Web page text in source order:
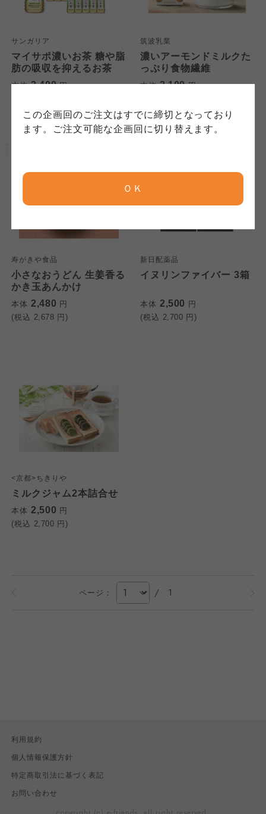
この企画回のご注文はすでに締切となっており
ます。ご注文可能な企画回に切り替えます。
ＯＫ
サンガリア
マイサポ濃いお茶 糖や脂
肪の吸収を抑えるお茶
本体2,400円
筑波乳業
濃いアーモンドミルクた
っぷり食物繊維
本体2,100円
寿がきや食品
小さなおうどん 生姜香る
かき玉あんかけ
本体 2,480 円
(税込 2,678 円)
新日配薬品
イヌリンファイバー 3箱
本体 2,500 円
(税込 2,700 円)
<京都>ちきりや
ミルクジャム2本詰合せ
本体 2,500 円
(税込 2,700 円)
ページ： / 1
利用規約
個人情報保護方針
特定商取引法に基づく表記
お問い合わせ
コープきんき事業連合が運営しています。ご自
確認のうえ、ご利用ください。なお、クチコミ
投稿については、利用約款の細則として規定さ
れています。
コープしが
ならコープ
よどがわ市民生協
大阪いずみ市民生協
連合、ならびに各生協の「個人情報保護方針」
コープ事業連合、ならびに各生協の「個人情報
保護方針」については各生協のボタンをクリッ
コープしが
ならコープ
コープきんき事業連合が運営しています。販売
各生協の「特定商取引法に基づく表記につい
て」については各生協のボタンをクリックして
ご確認ください。
コープしが
ならコープ
よどがわ市民生協
大阪いずみ市民生協